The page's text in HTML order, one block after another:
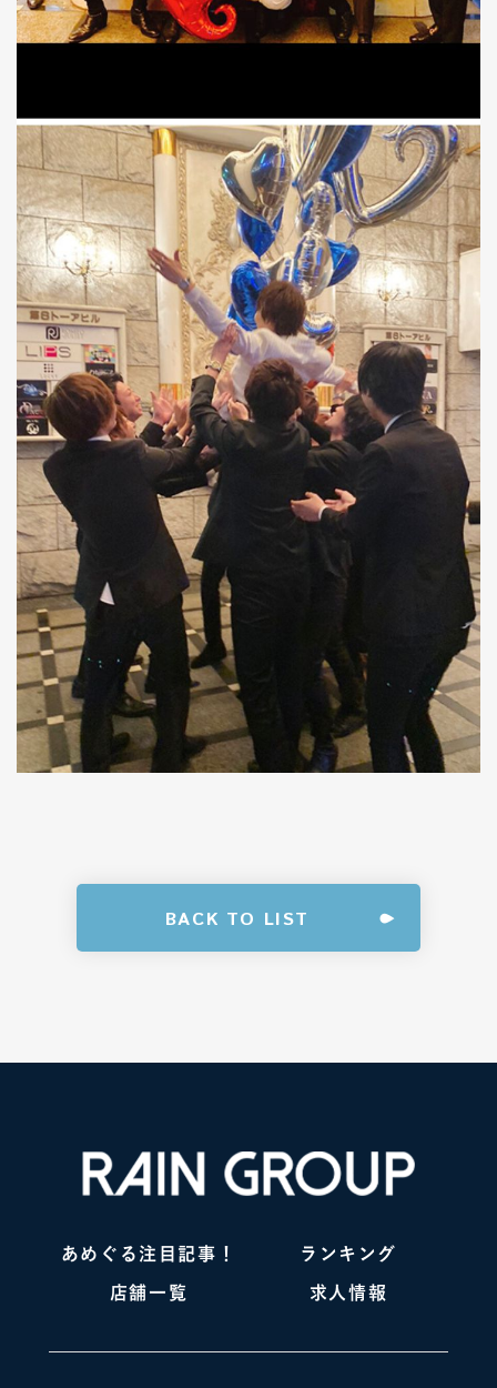
BACK TO LIST
あめぐる注目記事！ ランキング
店舗一覧 求人情報